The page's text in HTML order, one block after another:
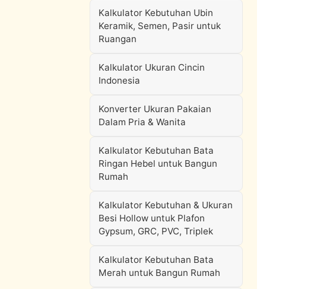
Kalkulator Kebutuhan Ubin
Keramik, Semen, Pasir untuk
Ruangan
Kalkulator Ukuran Cincin
Indonesia
Konverter Ukuran Pakaian
Dalam Pria & Wanita
Kalkulator Kebutuhan Bata
Ringan Hebel untuk Bangun
Rumah
Kalkulator Kebutuhan & Ukuran
Besi Hollow untuk Plafon
Gypsum, GRC, PVC, Triplek
Kalkulator Kebutuhan Bata
Merah untuk Bangun Rumah